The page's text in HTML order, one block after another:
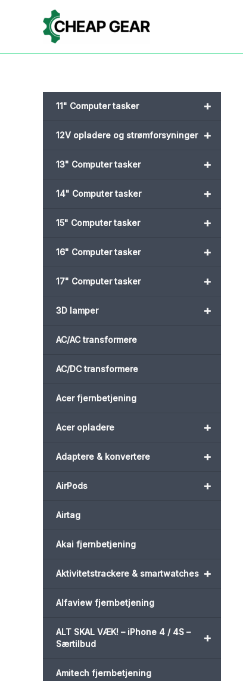
+
11" Computer tasker
+
12V opladere og strømforsyninger
+
13" Computer tasker
+
14" Computer tasker
+
15" Computer tasker
+
16" Computer tasker
+
17" Computer tasker
+
3D lamper
AC/AC transformere
AC/DC transformere
Acer fjernbetjening
+
Acer opladere
+
Adaptere & konvertere
+
AirPods
Airtag
Akai fjernbetjening
+
Aktivitetstrackere & smartwatches
Alfaview fjernbetjening
+
ALT SKAL VÆK! – iPhone 4 / 4S –
Særtilbud
Amitech fjernbetjening